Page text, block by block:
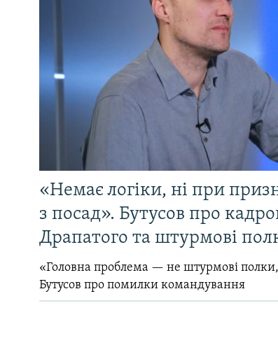
«Немає логіки, ні при
з посад». Бутусов про
Драпатого та штурмові
«Головна проблема — не штурмові полки,
Бутусов про помилки командування